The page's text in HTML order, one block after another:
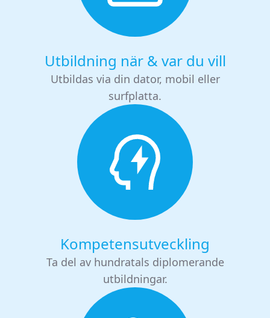
Utbildning när & var du vill
Utbildas via din dator, mobil eller
surfplatta.
Kompetensutveckling
Ta del av hundratals diplomerande
utbildningar.